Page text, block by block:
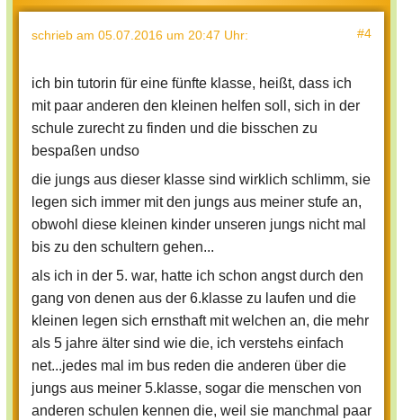
schrieb am 05.07.2016 um 20:47 Uhr: #4
ich bin tutorin für eine fünfte klasse, heißt, dass ich
mit paar anderen den kleinen helfen soll, sich in der
schule zurecht zu finden und die bisschen zu
bespaßen undso
die jungs aus dieser klasse sind wirklich schlimm, sie
legen sich immer mit den jungs aus meiner stufe an,
obwohl diese kleinen kinder unseren jungs nicht mal
bis zu den schultern gehen...
als ich in der 5. war, hatte ich schon angst durch den
gang von denen aus der 6.klasse zu laufen und die
kleinen legen sich ernsthaft mit welchen an, die mehr
als 5 jahre älter sind wie die, ich verstehs einfach
net...jedes mal im bus reden die anderen über die
jungs aus meiner 5.klasse, sogar die menschen von
anderen schulen kennen die, weil sie manchmal paar